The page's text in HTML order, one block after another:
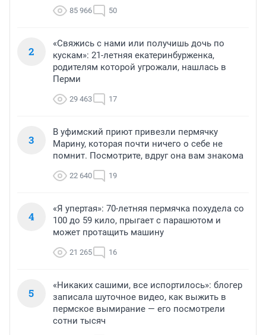
85 966 50
2
«Свяжись с нами или получишь дочь по
кускам»: 21-летняя екатеринбурженка,
родителям которой угрожали, нашлась в
Перми
29 463 17
3
В уфимский приют привезли пермячку
Марину, которая почти ничего о себе не
помнит. Посмотрите, вдруг она вам знакома
22 640 19
4
«Я упертая»: 70-летняя пермячка похудела со
100 до 59 кило, прыгает с парашютом и
может протащить машину
21 265 16
5
«Никаких сашими, все испортилось»: блогер
записала шуточное видео, как выжить в
пермское вымирание — его посмотрели
сотни тысяч